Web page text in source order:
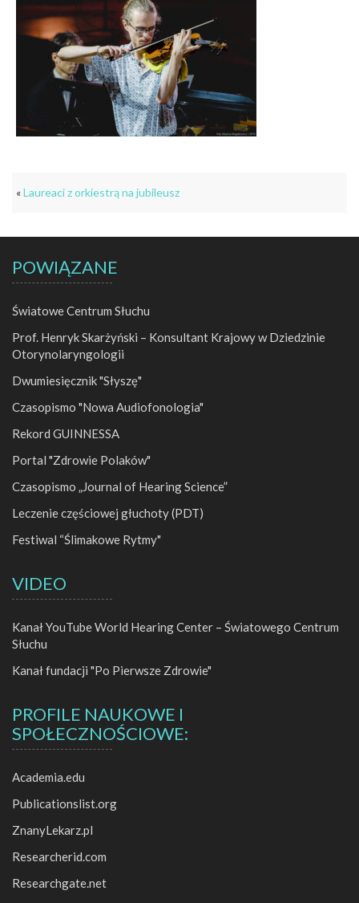
«Laureaci z orkiestrą na jubileusz
POWIĄZANE
Światowe Centrum Słuchu
Prof. Henryk Skarżyński – Konsultant Krajowy w Dziedzinie
Otorynolaryngologii
Dwumiesięcznik "Słyszę"
Czasopismo "Nowa Audiofonologia"
Rekord GUINNESSA
Portal "Zdrowie Polaków"
Czasopismo „Journal of Hearing Science”
Leczenie częściowej głuchoty (PDT)
Festiwal “Ślimakowe Rytmy"
VIDEO
Kanał YouTube World Hearing Center – Światowego Centrum
Słuchu
Kanał fundacji "Po Pierwsze Zdrowie"
PROFILE NAUKOWE I
SPOŁECZNOŚCIOWE:
Academia.edu
Publicationslist.org
ZnanyLekarz.pl
Researcherid.com
Researchgate.net